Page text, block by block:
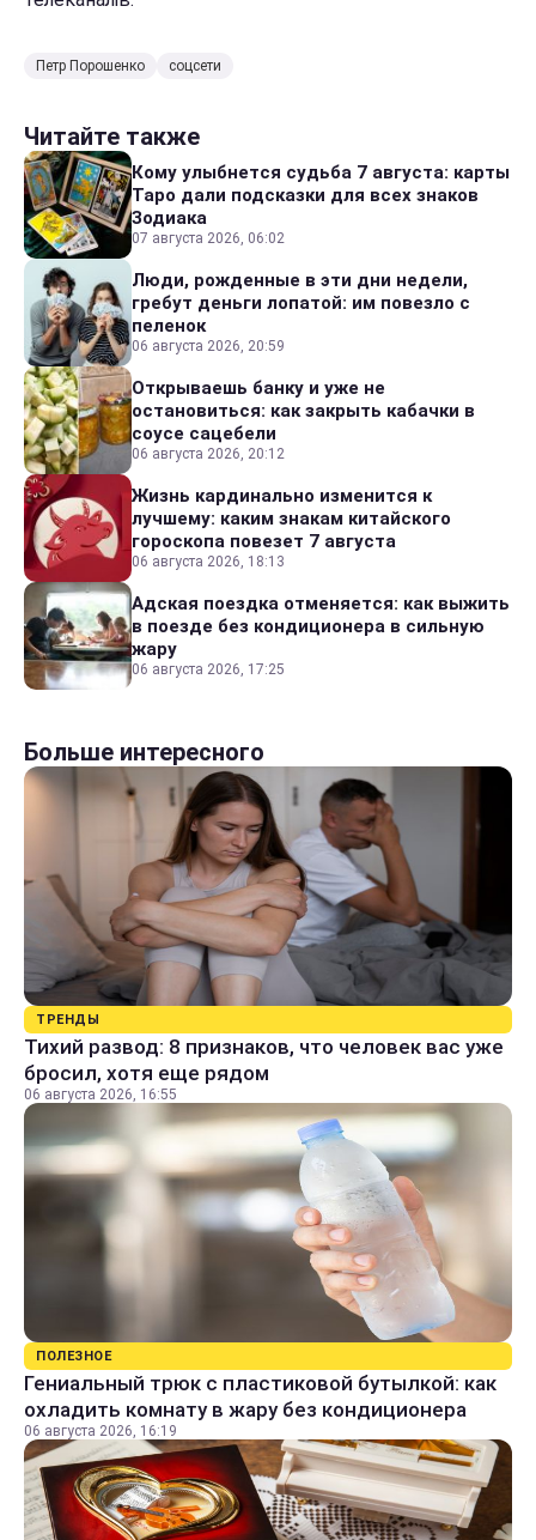
Петр Порошенко соцсети
Читайте также
Кому улыбнется судьба 7 августа: карты
Таро дали подсказки для всех знаков
Зодиака
07 августа 2026, 06:02
Люди, рожденные в эти дни недели,
гребут деньги лопатой: им повезло с
пеленок
06 августа 2026, 20:59
Открываешь банку и уже не
остановиться: как закрыть кабачки в
соусе сацебели
06 августа 2026, 20:12
Жизнь кардинально изменится к
лучшему: каким знакам китайского
гороскопа повезет 7 августа
06 августа 2026, 18:13
Адская поездка отменяется: как выжить
в поезде без кондиционера в сильную
жару
06 августа 2026, 17:25
Больше интересного
ТРЕНДЫ
Тихий развод: 8 признаков, что человек вас уже
бросил, хотя еще рядом
06 августа 2026, 16:55
ПОЛЕЗНОЕ
Гениальный трюк с пластиковой бутылкой: как
охладить комнату в жару без кондиционера
06 августа 2026, 16:19